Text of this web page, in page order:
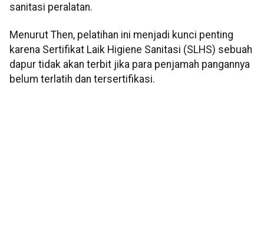
sanitasi peralatan.
Menurut Then, pelatihan ini menjadi kunci penting
karena Sertifikat Laik Higiene Sanitasi (SLHS) sebuah
dapur tidak akan terbit jika para penjamah pangannya
belum terlatih dan tersertifikasi.